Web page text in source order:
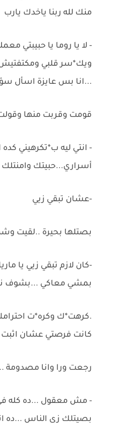
منك لله ربنا ياخدك يارب
- لا يا روما يا حبيبتي
ويك*سر قلبي ومكتفتيش
...انا بس عايزة اسأل
قومت وقربت منها
- انتي ليه ب*تكرهيني
أسراري...حبيتك وامنتلك
-عشان تبقي زيي
بصتلها بحيرة ..لقيت
-كان لازم تبقي زيي يا
بمشي معاكي ...بشوف
.كرهت*ك وكره*ت
كانت فرصتي عشان اثبت
رجعت ورا وانا مصدومة ..
- مش معقول ...ده كله في
بصيتلك زي الناس ...ده